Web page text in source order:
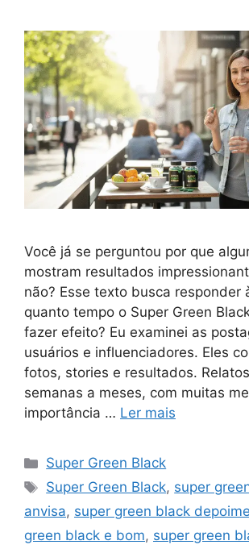
Você já se perguntou por que
mostram resultados
não? Esse texto busca responder
quanto tempo o Super Green
fazer efeito? Eu examinei as
usuários e influenciadores. Eles
fotos, stories e resultados.
semanas a meses, com muitas
importância … Ler mais
Categorias
Super Green Black
Tags
Super Green Black, super
anvisa, super green black
green black e bom, super green